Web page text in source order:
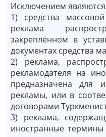
Исключением
1) средства
реклама
закреплённом в
документах средства
2) реклама,
рекламодателя на
предназначена для
рекламы, или в
договорами
3) реклама,
иностранные